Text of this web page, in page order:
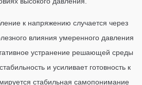
к напряжению случается через
влияния умеренного давления
устранение решающей среды
и усиливает готовность к
стабильная самопонимание